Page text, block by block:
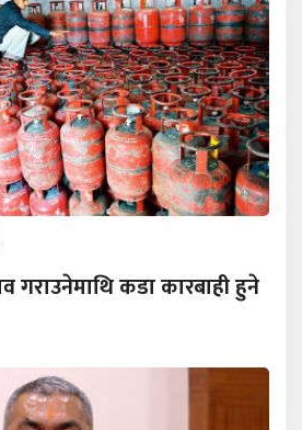
गराउनेमाथि कडा कारबाही हुने